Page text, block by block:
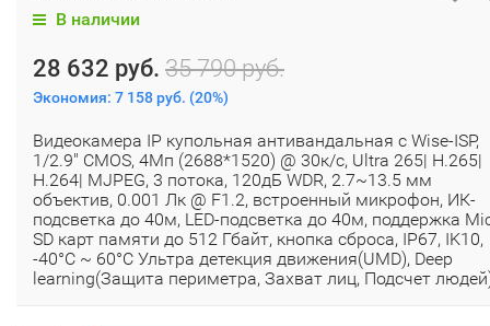
В наличии
28 632 руб. 35 790 руб.
Экономия: 7 158 руб. (20%)
Видеокамера IP купольная антивандальная с Wise-ISP,
1/2.9" CMOS, 4Мп (2688*1520) @ 30к/с, Ultra 265| H.265|
H.264| MJPEG, 3 потока, 120дБ WDR, 2.7~13.5 мм
объектив, 0.001 Лк @ F1.2, встроенный микрофон, ИК-
подсветка до 40м, LED-подсветка до 40м, поддержка
SD карт памяти до 512 Гбайт, кнопка сброса, IP67, IK10,
-40°C ~ 60°C Ультра детекция движения(UMD), Deep
learning(Защита периметра, Захват лиц, Подсчет